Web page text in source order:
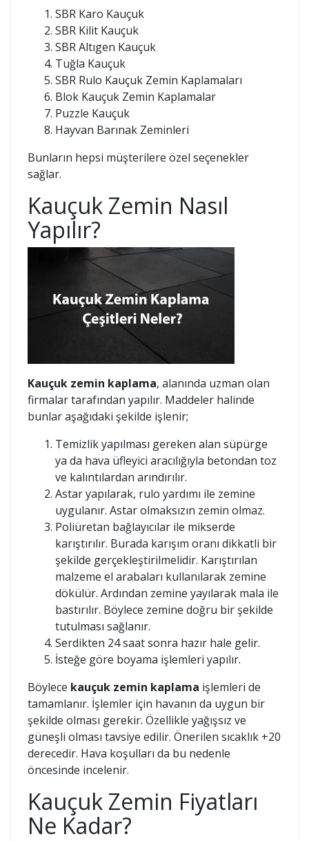
SBR Karo Kauçuk
SBR Kilit Kauçuk
SBR Altıgen Kauçuk
Tuğla Kauçuk
SBR Rulo Kauçuk Zemin Kaplamaları
Blok Kauçuk Zemin Kaplamalar
Puzzle Kauçuk
Hayvan Barınak Zeminleri
Bunların hepsi müşterilere özel seçenekler
sağlar.
Kauçuk Zemin Nasıl
Yapılır?
Kauçuk zemin kaplama, alanında uzman olan
firmalar tarafından yapılır. Maddeler halinde
bunlar aşağıdaki şekilde işlenir;
Temizlik yapılması gereken alan süpürge
ya da hava üfleyici aracılığıyla betondan toz
ve kalıntılardan arındırılır.
Astar yapılarak, rulo yardımı ile zemine
uygulanır. Astar olmaksızın zemin olmaz.
Poliüretan bağlayıcılar ile mikserde
karıştırılır. Burada karışım oranı dikkatli bir
şekilde gerçekleştirilmelidir. Karıştırılan
malzeme el arabaları kullanılarak zemine
dökülür. Ardından zemine yayılarak mala ile
bastırılır. Böylece zemine doğru bir şekilde
tutulması sağlanır.
Serdikten 24 saat sonra hazır hale gelir.
İsteğe göre boyama işlemleri yapılır.
Böylece kauçuk zemin kaplama işlemleri de
tamamlanır. İşlemler için havanın da uygun bir
şekilde olması gerekir. Özellikle yağışsız ve
güneşli olması tavsiye edilir. Önerilen sıcaklık +20
derecedir. Hava koşulları da bu nedenle
öncesinde incelenir.
Kauçuk Zemin Fiyatları
Ne Kadar?